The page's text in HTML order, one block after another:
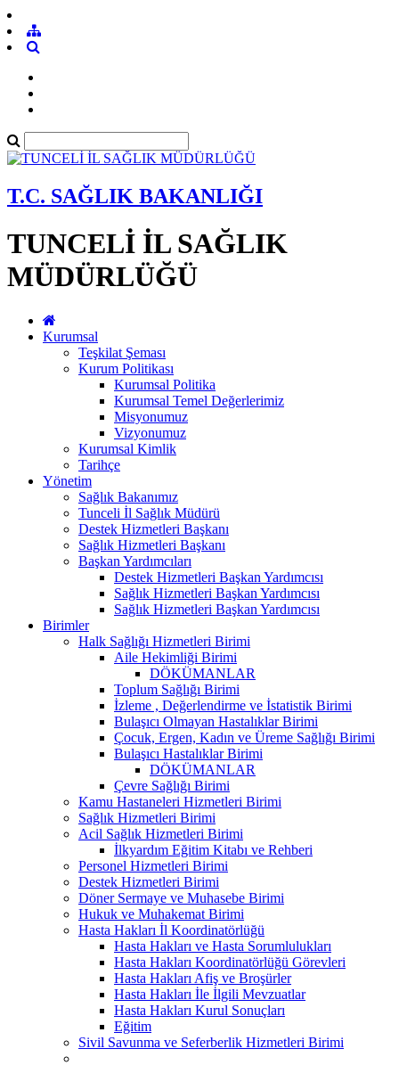
T.C. SAĞLIK BAKANLIĞI
TUNCELİ İL SAĞLIK
MÜDÜRLÜĞÜ
Kurumsal
Teşkilat Şeması
Kurum Politikası
Kurumsal Politika
Kurumsal Temel Değerlerimiz
Misyonumuz
Vizyonumuz
Kurumsal Kimlik
Tarihçe
Yönetim
Sağlık Bakanımız
Tunceli İl Sağlık Müdürü
Destek Hizmetleri Başkanı
Sağlık Hizmetleri Başkanı
Başkan Yardımcıları
Destek Hizmetleri Başkan Yardımcısı
Sağlık Hizmetleri Başkan Yardımcısı
Sağlık Hizmetleri Başkan Yardımcısı
Birimler
Halk Sağlığı Hizmetleri Birimi
Aile Hekimliği Birimi
DÖKÜMANLAR
Toplum Sağlığı Birimi
İzleme , Değerlendirme ve İstatistik Birimi
Bulaşıcı Olmayan Hastalıklar Birimi
Çocuk, Ergen, Kadın ve Üreme Sağlığı Birimi
Bulaşıcı Hastalıklar Birimi
DÖKÜMANLAR
Çevre Sağlığı Birimi
Kamu Hastaneleri Hizmetleri Birimi
Sağlık Hizmetleri Birimi
Acil Sağlık Hizmetleri Birimi
İlkyardım Eğitim Kitabı ve Rehberi
Personel Hizmetleri Birimi
Destek Hizmetleri Birimi
Döner Sermaye ve Muhasebe Birimi
Hukuk ve Muhakemat Birimi
Hasta Hakları İl Koordinatörlüğü
Hasta Hakları ve Hasta Sorumlulukları
Hasta Hakları Koordinatörlüğü Görevleri
Hasta Hakları Afiş ve Broşürler
Hasta Hakları İle İlgili Mevzuatlar
Hasta Hakları Kurul Sonuçları
Eğitim
Sivil Savunma ve Seferberlik Hizmetleri Birimi